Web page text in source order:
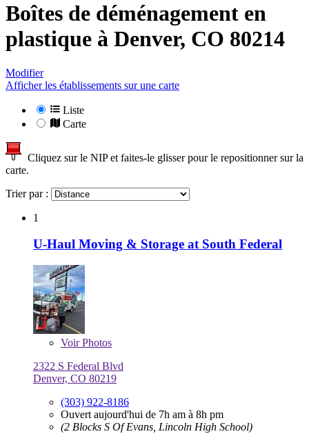
Boîtes de déménagement en
plastique à Denver, CO 80214
Modifier
Afficher les établissements sur une carte
Liste
Carte
Cliquez sur le NIP et faites-le glisser pour le repositionner sur la
carte.
Trier par :
1
U-Haul Moving & Storage at South Federal
VoirPhotos
2322 S Federal Blvd
Denver, CO 80219
(303) 922-8186
Ouvert aujourd'hui de 7h am à 8h pm
(2 Blocks S Of Evans, Lincoln High School)